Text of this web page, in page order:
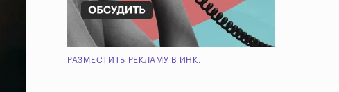
РАЗМЕСТИТЬ РЕКЛАМУ В ИНК.